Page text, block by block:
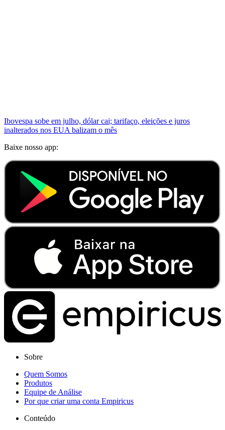
Ibovespa sobe em julho, dólar cai; tarifaço, eleições e juros
inalterados nos EUA balizam o mês
Baixe nosso app:
Sobre
Quem Somos
Produtos
Equipe de Análise
Por que criar uma conta Empiricus
Conteúdo